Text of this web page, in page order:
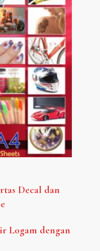
Decal dan
Logam dengan